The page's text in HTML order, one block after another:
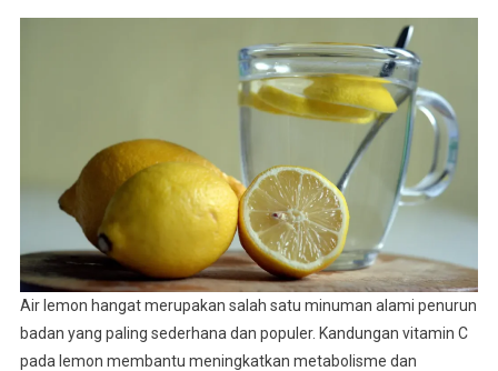
Air lemon hangat merupakan salah satu minuman alami penurun
badan yang paling sederhana dan populer. Kandungan vitamin C
pada lemon membantu meningkatkan metabolisme dan